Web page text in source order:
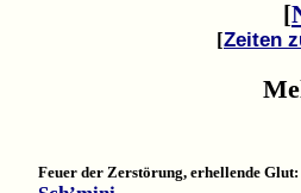
[
[Zeiten
Feuer der Zerstörung, erhellende Glut: